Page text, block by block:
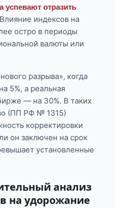
успевают отразить
Влияние индексов на
остро в периоды
валюты или
разрыва», когда
5%, а реальная
— на 30%. В таких
(ПП РФ № 1315)
корректировки
он заключен на срок
установленные
анализ
на удорожание